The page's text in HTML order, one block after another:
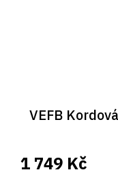
VEFB
1 749 Kč